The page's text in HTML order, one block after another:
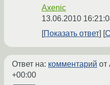
Axenic
13.06.2010
Показать ответ
Ответ на: комментарий от
+00:00